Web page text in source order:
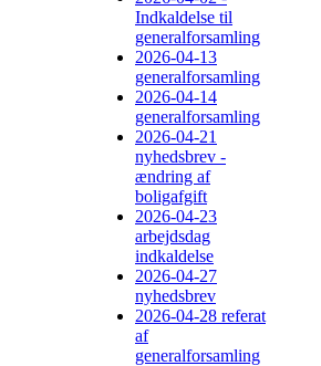
Indkaldelse til
generalforsamling
2026-04-13
generalforsamling
2026-04-14
generalforsamling
2026-04-21
nyhedsbrev -
ændring af
boligafgift
2026-04-23
arbejdsdag
indkaldelse
2026-04-27
nyhedsbrev
2026-04-28 referat
af
generalforsamling